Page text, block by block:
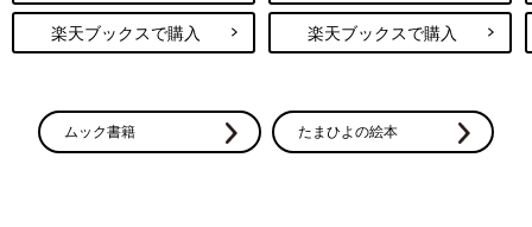
楽天ブックスで購入 楽天ブックスで購入
ムック書籍 たまひよの絵本